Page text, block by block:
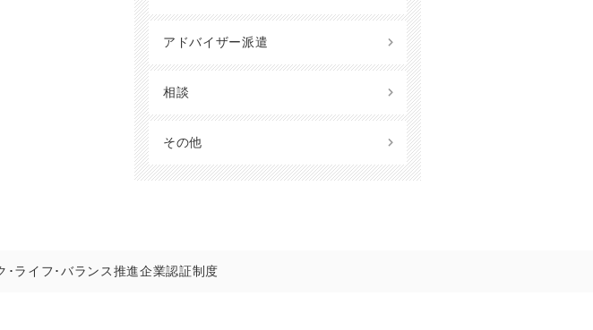
アドバイザー派遣
相談
その他
･ライフ･バランス推進企業認証制度